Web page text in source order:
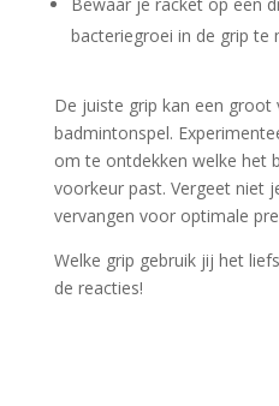
bacteriegroei in de grip te
De juiste grip kan een groot
badmintonspel.
om te ontdekken welke het
voorkeur past. Vergeet niet
vervangen voor optimale
Welke grip gebruik jij het
de reacties!